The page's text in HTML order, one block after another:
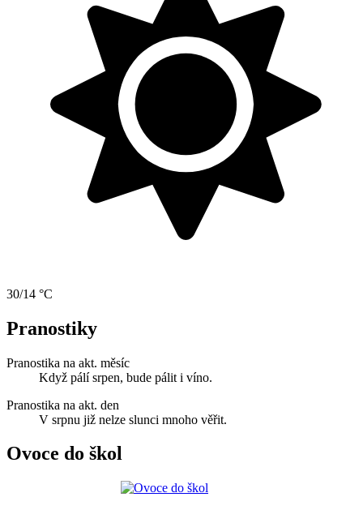
30/14 °C
Pranostiky
Pranostika na akt. měsíc
Když pálí srpen, bude pálit i víno.
Pranostika na akt. den
V srpnu již nelze slunci mnoho věřit.
Ovoce do škol